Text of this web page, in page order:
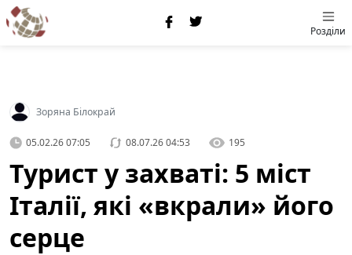
Розділи
Зоряна Білокрай
05.02.26 07:05 08.07.26 04:53 195
Турист у захваті: 5 міст
Італії, які «вкрали» його
серце